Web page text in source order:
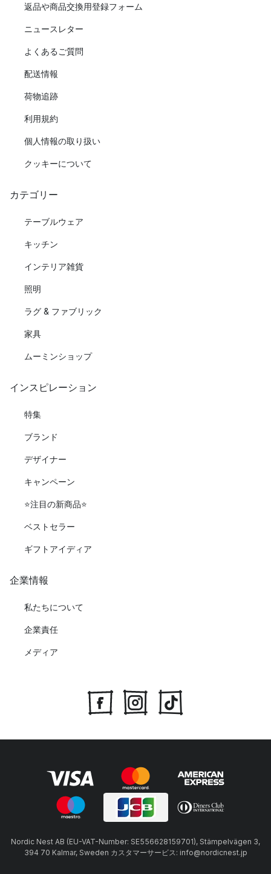
返品や商品交換用登録フォーム
ニュースレター
よくあるご質問
配送情報
荷物追跡
利用規約
個人情報の取り扱い
クッキーについて
カテゴリー
テーブルウェア
キッチン
インテリア雑貨
照明
ラグ & ファブリック
家具
ムーミンショップ
インスピレーション
特集
ブランド
デザイナー
キャンペーン
⭐️注目の新商品⭐️
ベストセラー
ギフトアイディア
企業情報
私たちについて
企業責任
メディア
Nordic Nest AB (EU-VAT-Number: SE556628159701), Stämpelvägen 3,
394 70 Kalmar, Sweden カスタマーサービス: info@nordicnest.jp